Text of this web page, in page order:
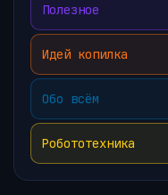
Полезное
Идей копилка
Обо всём
Робототехника